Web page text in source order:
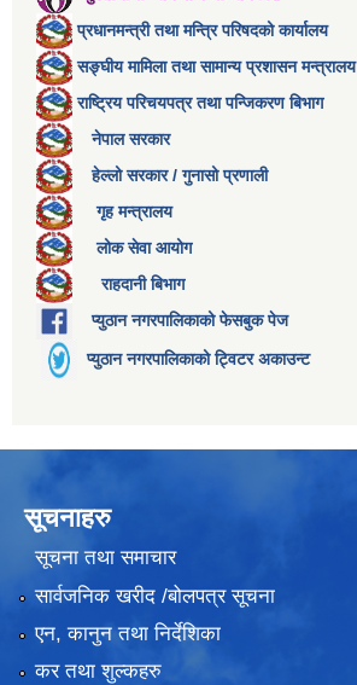
प्रधानमन्त्री तथा मन्त्रि परिषदको कार्यालय
सङ्घीय मामिला तथा सामान्य प्रशासन मन्त्रालय
राष्ट्रिय परिचयपत्र तथा पन्जिकरण बिभाग
नेपाल सरकार
हेल्लो सरकार / गुनासो प्रणाली
गृह मन्त्रालय
लोक सेवा आयोग
राहदानी बिभाग
प्युठान नगरपालिकाको फेसबुक पेज
प्युठान नगरपालिकाको ट्विटर अकाउन्ट
सूचनाहरु
सूचना तथा समाचार
सार्वजनिक खरीद /बोलपत्र सूचना
एन, कानुन तथा निर्देशिका
कर तथा शुल्कहरु